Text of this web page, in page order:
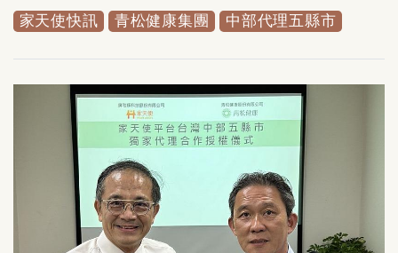
家天使快訊 青松健康集團 中部代理五縣市